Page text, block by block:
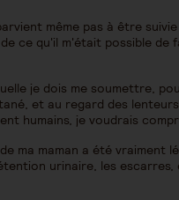
même pas à être
ce qu'il m'était possible de
je dois me soumettre,
et au regard des
humains, je voudrais
ma maman a été vraiment
urinaire, les escarres,